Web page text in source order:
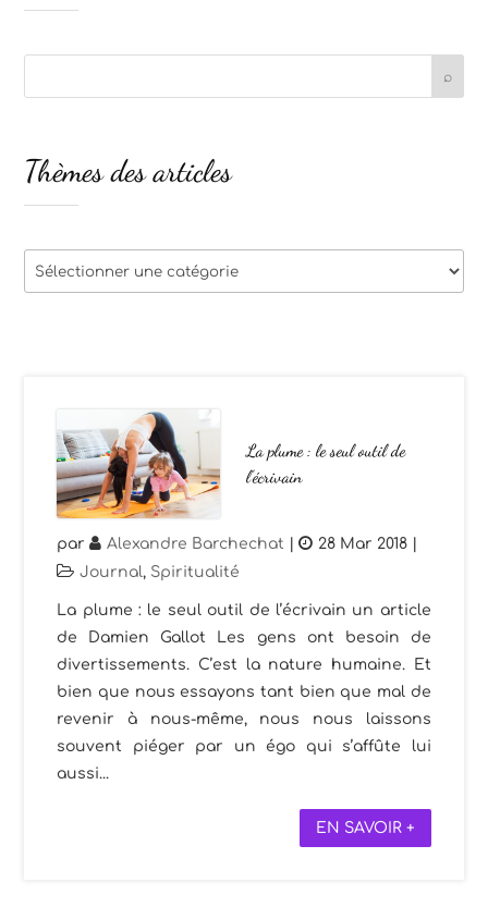
La plume : le seul outil de
l’écrivain
par Alexandre Barchechat | 28 Mar 2018
Journal, Spiritualité
La plume : le seul outil de l’écrivain un article
de Damien Gallot Les gens ont besoin de
divertissements. C’est la nature humaine. Et
bien que nous essayons tant bien que mal de
revenir à nous-même, nous nous laissons
souvent piéger par un égo qui s’affûte lui
aussi...
EN SAVOIR +
Thèmes des articles
Thèmes
des